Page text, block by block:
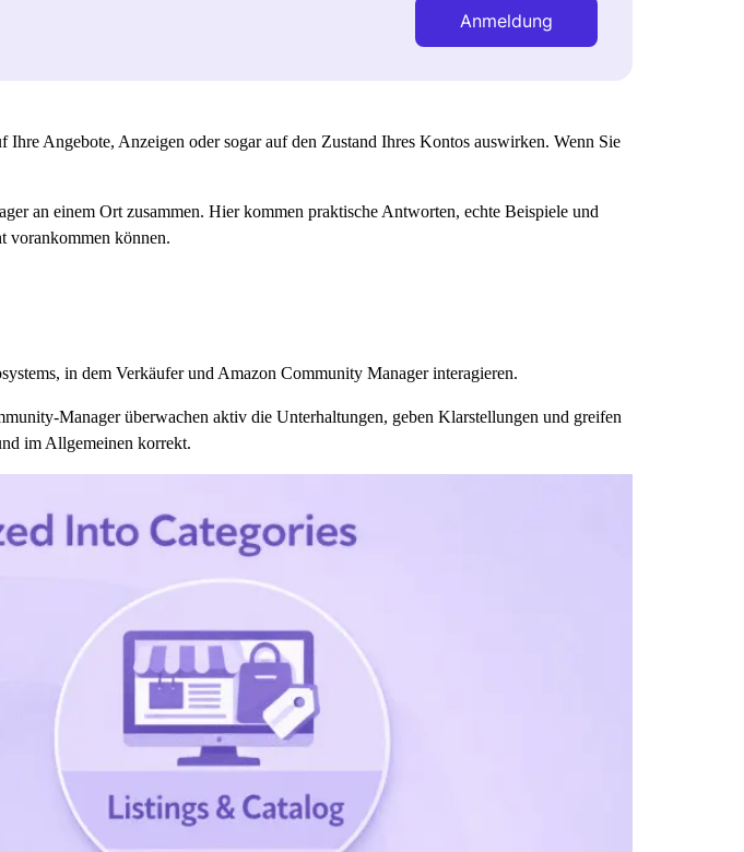
Anmeldung
Angebote, Anzeigen oder sogar auf den Zustand Ihres Kontos auswirken. Wenn Sie
an einem Ort zusammen. Hier kommen praktische Antworten, echte Beispiele und
vorankommen können.
in dem Verkäufer und Amazon Community Manager interagieren.
Manager überwachen aktiv die Unterhaltungen, geben Klarstellungen und greifen
im Allgemeinen korrekt.